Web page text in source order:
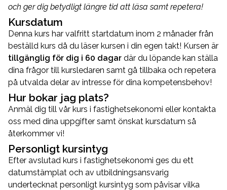
och ger dig betydligt längre tid att läsa samt repetera!
Kursdatum
Denna kurs har valfritt startdatum inom 2 månader från
beställd kurs då du läser kursen i din egen takt! Kursen är
tillgänglig för dig i 60 dagar där du löpande kan ställa
dina frågor till kursledaren samt gå tillbaka och repetera
på utvalda delar av intresse för dina kompetensbehov!
Hur bokar jag plats?
Anmäl dig till vår kurs i fastighetsekonomi eller kontakta
oss med dina uppgifter samt önskat kursdatum så
återkommer vi!
Personligt kursintyg
Efter avslutad kurs i fastighetsekonomi ges du ett
datumstämplat och av utbildningsansvarig
undertecknat personligt kursintyg som påvisar vilka